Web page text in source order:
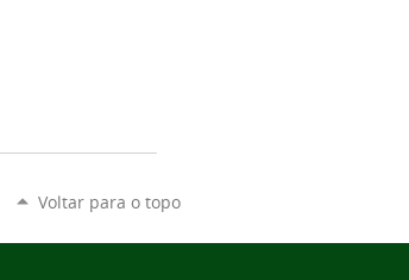
Voltar para o topo